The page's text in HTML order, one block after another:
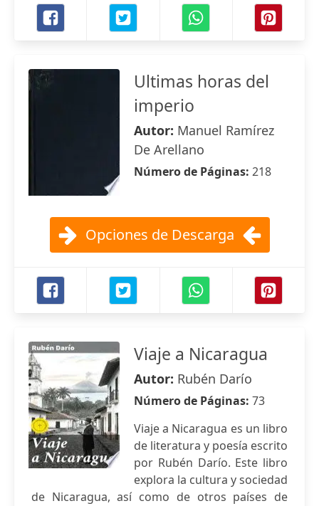
Ultimas horas del
imperio
Autor: Manuel Ramírez
De Arellano
Número de Páginas: 218
Opciones de Descarga
Viaje a Nicaragua
Autor: Rubén Darío
Número de Páginas: 73
Viaje a Nicaragua es un libro
de literatura y poesía escrito
por Rubén Darío. Este libro
explora la cultura y sociedad
de Nicaragua, así como de otros países de